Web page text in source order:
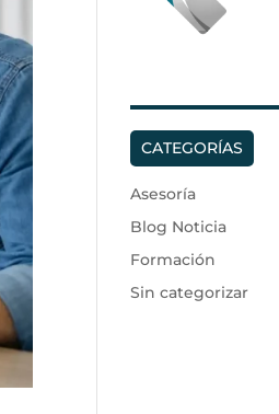
CATEGORÍAS
Asesoría
Blog Noticia
Formación
Sin categorizar